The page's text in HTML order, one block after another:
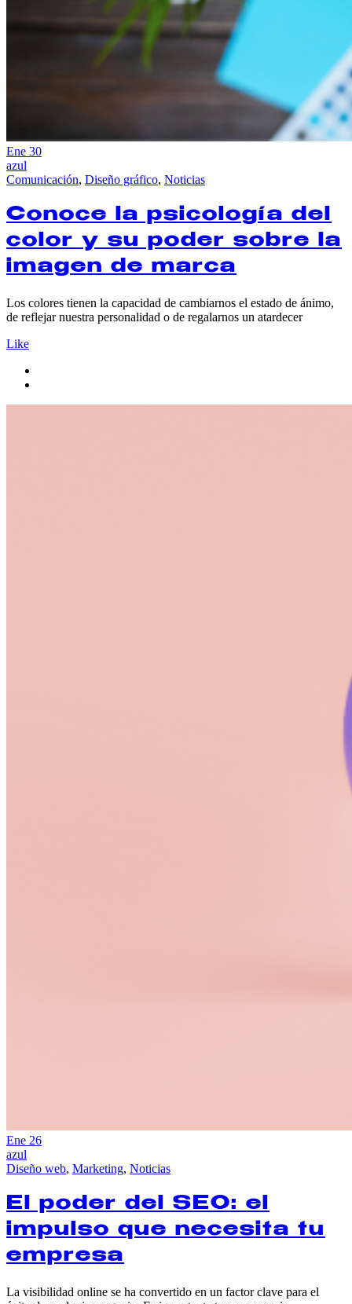
Ene 30
azul
Comunicación, Diseño gráfico, Noticias
Conoce la psicología del
color y su poder sobre la
imagen de marca
Los colores tienen la capacidad de cambiarnos el estado de ánimo,
de reflejar nuestra personalidad o de regalarnos un atardecer
Like
Ene 26
azul
Diseño web, Marketing, Noticias
El poder del SEO: el
impulso que necesita tu
empresa
La visibilidad online se ha convertido en un factor clave para el